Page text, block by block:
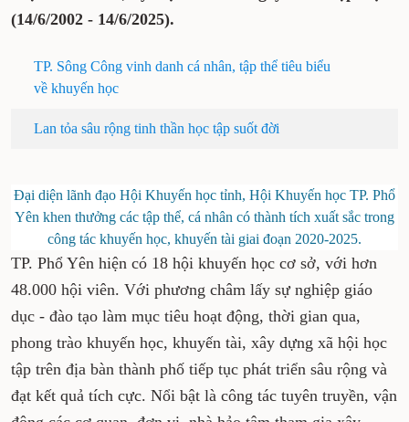
(14/6/2002 - 14/6/2025).
TP. Sông Công vinh danh cá nhân, tập thể tiêu biểu
về khuyến học
Lan tỏa sâu rộng tinh thần học tập suốt đời
Đại diện lãnh đạo Hội Khuyến học tỉnh, Hội Khuyến học TP. Phổ
Yên khen thưởng các tập thể, cá nhân có thành tích xuất sắc trong
công tác khuyến học, khuyến tài giai đoạn 2020-2025.
TP. Phổ Yên hiện có 18 hội khuyến học cơ sở, với hơn
48.000 hội viên. Với phương châm lấy sự nghiệp giáo
dục - đào tạo làm mục tiêu hoạt động, thời gian qua,
phong trào khuyến học, khuyến tài, xây dựng xã hội học
tập trên địa bàn thành phố tiếp tục phát triển sâu rộng và
đạt kết quả tích cực. Nổi bật là công tác tuyên truyền, vận